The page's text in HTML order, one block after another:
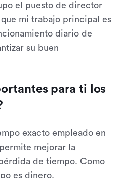
el puesto de director
mi trabajo principal es
diario de
su buen
para ti los
exacto empleado en
mejorar la
de tiempo. Como
es dinero.